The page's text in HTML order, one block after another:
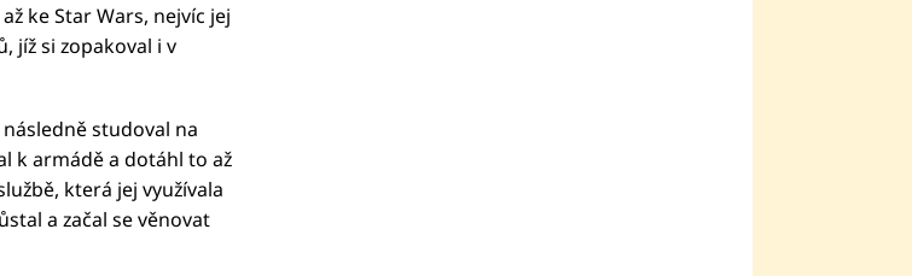
ke Star Wars, nejvíc jej
jíž si zopakoval i v
studoval na
k armádě a dotáhl to až
která jej využívala
a začal se věnovat